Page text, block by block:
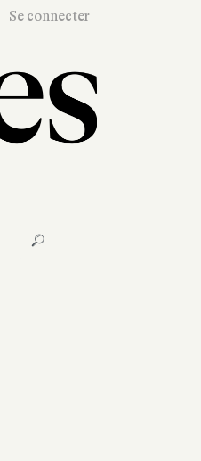
Se connecter
🔎